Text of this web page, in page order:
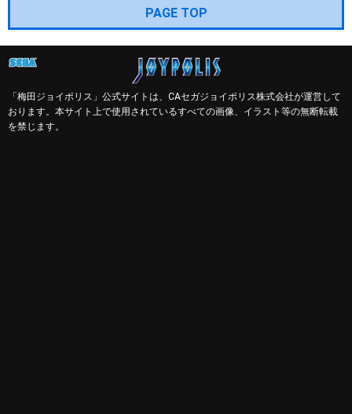
PAGE TOP
「梅田ジョイポリス」公式サイトは、CAセガジョイポリス株式会社が運営して
おります。本サイト上で使用されているすべての画像、イラスト等の無断転載
を禁じます。